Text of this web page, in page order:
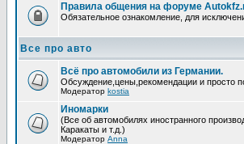
Правила общения на форуме
Обязательное ознакомление, для
Все про авто
Всё про автомобили из Германии.
Обсуждение,цены,рекомендации и
Модератор kostia
Иномарки
(Все об автомобилях иностранного
Каракаты и т.д.)
Модератор Anna